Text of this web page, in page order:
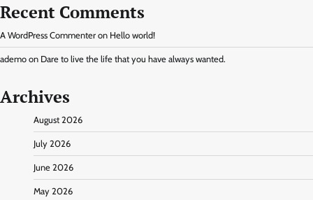
Recent Comments
A WordPress Commenter on Hello world!
ademo on Dare to live the life that you have always wanted.
Archives
August 2026
July 2026
June 2026
May 2026